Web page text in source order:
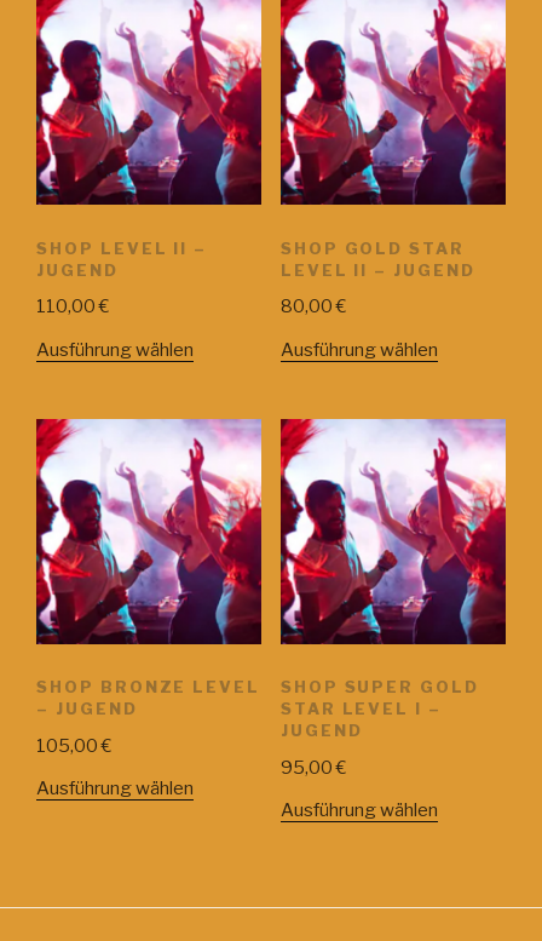
SHOP LEVEL II –
JUGEND
110,00€
Ausführung wählen
SHOP GOLD STAR
LEVEL II – JUGEND
80,00€
Ausführung wählen
SHOP BRONZE LEVEL
– JUGEND
105,00€
Ausführung wählen
SHOP SUPER GOLD
STAR LEVEL I –
JUGEND
95,00€
Ausführung wählen